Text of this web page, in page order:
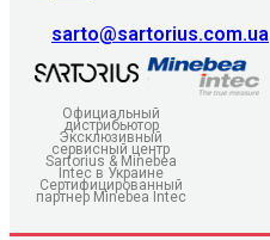
sarto@sartorius.com.ua
Официальный
дистрибьютор
Эксклюзивный
сервисный центр
Sartorius & Minebea
Intec в Украине
Сертифицированный
партнер Minebea Intec